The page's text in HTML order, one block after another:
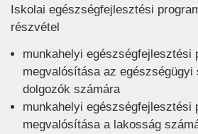
Iskolai egészségfejlesztési
részvétel
munkahelyi egészségfejlesztési
megvalósítása az egészségügyi
dolgozók számára
munkahelyi egészségfejlesztési
megvalósítása a lakosság